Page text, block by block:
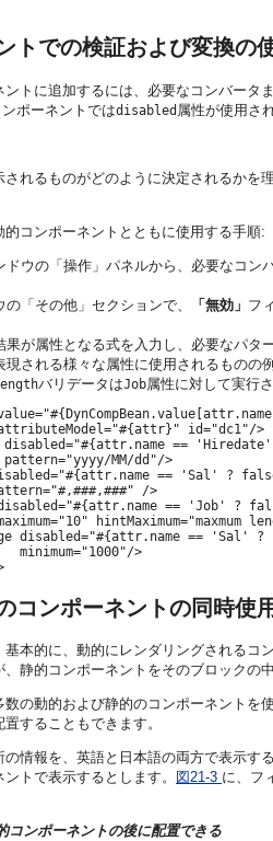
トでの検証および変換の
トに追加するには、必要なコンバー
ポーネントではdisabled 属性が使用さ
れるものがどのように決定されるかを
コンポーネントとともに使用する手順:
ドウの「操作」パネルから、必要なコ
の「その他」セクションで、
「無効」 フ
果が属性となる式を入力し、必要なパ
現される様々な属性に使用されるものの
バリデータはJob属性に対して実行
id="dc1"/>
==
MM/dd"/>
== 'Sal' ?
/>
== 'Job' ?
hintMaximum="maxmum
disabled="#{attr.name == 'Sal' ?
minimum="1000"/>
コンポーネントの同時使
本的に、動的にレンダリングされる
静的コンポーネントをそのブロックの
の動的および静的のコンポーネント
することもできます。
情報を、英語と日本語の両方で表示
トで表示するとします。
図21-3 に、フ
コンポーネントの後に配置できる